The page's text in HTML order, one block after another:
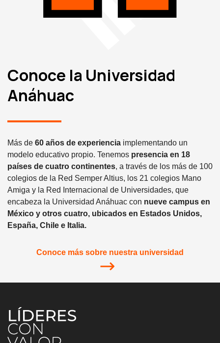
Conoce la Universidad
Anáhuac
Más de 60 años de experiencia implementando un
modelo educativo propio. Tenemos presencia en 18
países de cuatro continentes, a través de los más de 100
colegios de la Red Semper Altius, los 21 colegios Mano
Amiga y la Red Internacional de Universidades, que
encabeza la Universidad Anáhuac con nueve campus en
México y otros cuatro, ubicados en Estados Unidos,
España, Chile e Italia.
Conoce más sobre nuestra universidad